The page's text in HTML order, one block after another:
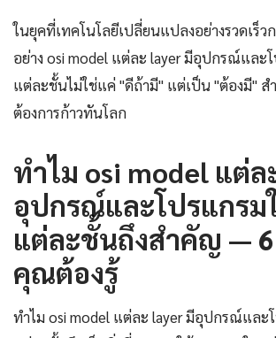
ในยุคที่เทคโนโลยีเปลี่ยนแปลงอย่างรวดเร็ว
อย่าง osi model แต่ละ layer มีอุปกรณ์และ
แต่ละชั้นไม่ใช่แค่ "ดีถ้ามี" แต่เป็น "ต้องมี"
ต้องการก้าวทันโลก
ทำไม osi model แต่ล
อุปกรณ์และโปรแกรม
แต่ละชั้นถึงสำคัญ —
คุณต้องรู้
ทำไม osi model แต่ละ layer มีอุปกรณ์และ